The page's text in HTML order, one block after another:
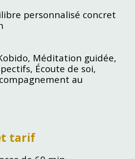
personnalisé concret
Méditation guidée,
Écoute de soi,
au
tarif